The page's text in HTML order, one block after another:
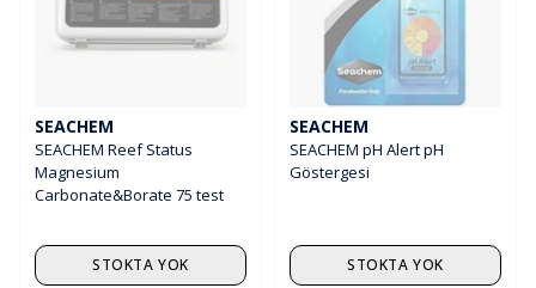
SEACHEM
SEACHEM Reef Status
Magnesium
Carbonate&Borate 75 test
STOKTA YOK
SEACHEM
SEACHEM pH Alert pH
Göstergesi
STOKTA YOK